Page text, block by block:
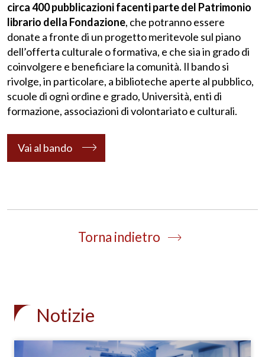
circa 400 pubblicazioni facenti parte del Patrimonio
librario della Fondazione, che potranno essere
donate a fronte di un progetto meritevole sul piano
dell’offerta culturale o formativa, e che sia in grado di
coinvolgere e beneficiare la comunità. Il bando si
rivolge, in particolare, a biblioteche aperte al pubblico,
scuole di ogni ordine e grado, Università, enti di
formazione, associazioni di volontariato e culturali.
Vai al bando
Torna indietro
Notizie